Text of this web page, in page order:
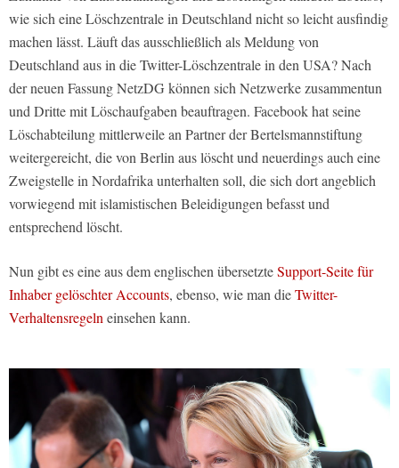
wie sich eine Löschzentrale in Deutschland nicht so leicht ausfindig
machen lässt. Läuft das ausschließlich als Meldung von
Deutschland aus in die Twitter-Löschzentrale in den USA? Nach
der neuen Fassung NetzDG können sich Netzwerke zusammentun
und Dritte mit Löschaufgaben beauftragen. Facebook hat seine
Löschabteilung mittlerweile an Partner der Bertelsmannstiftung
weitergereicht, die von Berlin aus löscht und neuerdings auch eine
Zweigstelle in Nordafrika unterhalten soll, die sich dort angeblich
vorwiegend mit islamistischen Beleidigungen befasst und
entsprechend löscht.
Nun gibt es eine aus dem englischen übersetzteSupport-Seite für
Inhaber gelöschter Accounts, ebenso, wie man dieTwitter-
Verhaltensregeln einsehen kann.